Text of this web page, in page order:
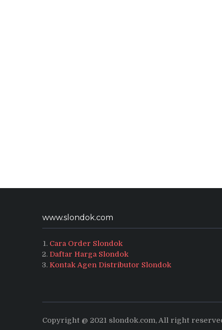
www.slondok.com
Cara Order Slondok
Daftar Harga Slondok
Kontak Agen Distributor Slondok
Copyright @ 2021 slondok.com, All right